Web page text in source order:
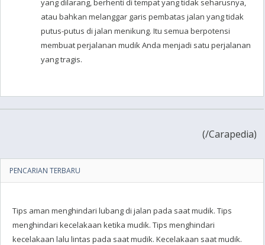
yang dilarang, berhenti di tempat yang tidak seharusnya,
atau bahkan melanggar garis pembatas jalan yang tidak
putus-putus di jalan menikung. Itu semua berpotensi
membuat perjalanan mudik Anda menjadi satu perjalanan
yang tragis.
(/Carapedia)
PENCARIAN TERBARU
Tips aman menghindari lubang di jalan pada saat mudik. Tips
menghindari kecelakaan ketika mudik. Tips menghindari
kecelakaan lalu lintas pada saat mudik. Kecelakaan saat mudik.